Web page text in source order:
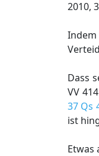
2010,
Dass
VV
37 Qs
ist
Etwas